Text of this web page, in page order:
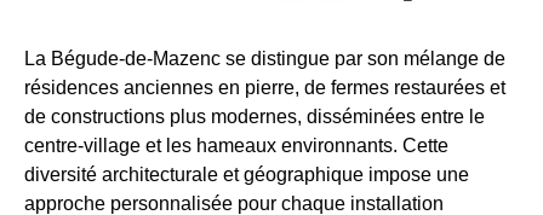
La Bégude-de-Mazenc se distingue par son mélange de
résidences anciennes en pierre, de fermes restaurées et
de constructions plus modernes, disséminées entre le
centre-village et les hameaux environnants. Cette
diversité architecturale et géographique impose une
approche personnalisée pour chaque installation